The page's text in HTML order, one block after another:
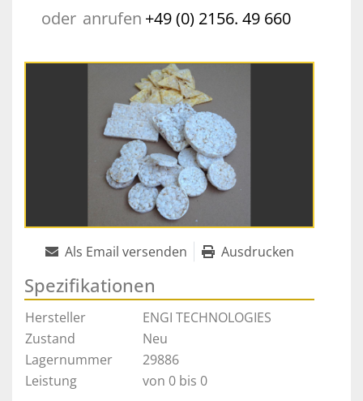
oder anrufen +49 (0) 2156. 49 660
Als Email versenden Ausdrucken
Spezifikationen
Hersteller
ENGI TECHNOLOGIES
Zustand
Neu
Lagernummer
29886
Leistung
von 0 bis 0